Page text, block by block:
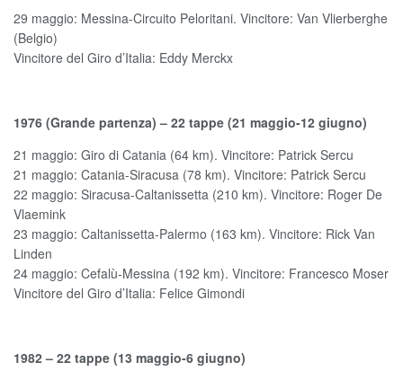
29 maggio: Messina-Circuito Peloritani. Vincitore: Van Vlierberghe
(Belgio)
Vincitore del Giro d’Italia: Eddy Merckx
1976 (Grande partenza) – 22 tappe (21 maggio-12 giugno)
21 maggio: Giro di Catania (64 km). Vincitore: Patrick Sercu
21 maggio: Catania-Siracusa (78 km). Vincitore: Patrick Sercu
22 maggio: Siracusa-Caltanissetta (210 km). Vincitore: Roger De
Vlaemink
23 maggio: Caltanissetta-Palermo (163 km). Vincitore: Rick Van
Linden
24 maggio: Cefalù-Messina (192 km). Vincitore: Francesco Moser
Vincitore del Giro d’Italia: Felice Gimondi
1982 – 22 tappe (13 maggio-6 giugno)